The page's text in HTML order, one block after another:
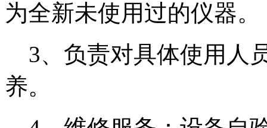
为全新未使用过的仪器。
3、负责对具体使用人
养。